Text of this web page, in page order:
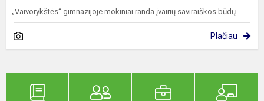
„Vaivorykštės“ gimnazijoje mokiniai randa įvairių saviraiškos būdų
Plačiau